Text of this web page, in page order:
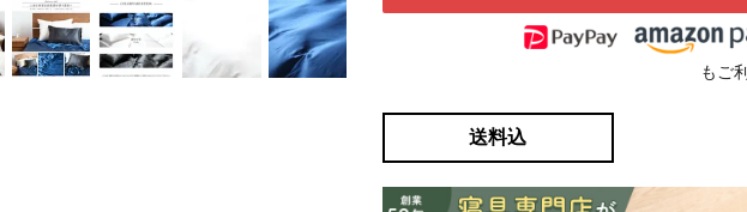
もご
送料込